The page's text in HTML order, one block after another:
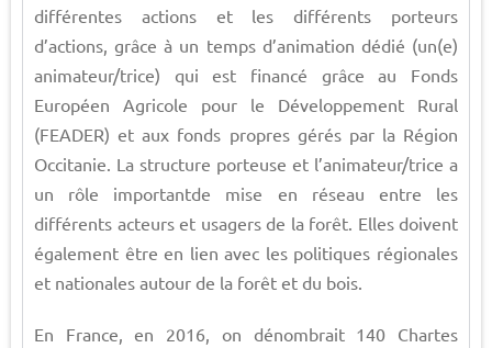
différentes actions et les différents porteurs
d’actions, grâce à un temps d’animation dédié (un(e)
animateur/trice) qui est financé grâce au Fonds
Européen Agricole pour le Développement Rural
(FEADER) et aux fonds propres gérés par la Région
Occitanie. La structure porteuse et l’animateur/trice a
un rôle importantde mise en réseau entre les
différents acteurs et usagers de la forêt. Elles doivent
également être en lien avec les politiques régionales
et nationales autour de la forêt et du bois.
En France, en 2016, on dénombrait 140 Chartes